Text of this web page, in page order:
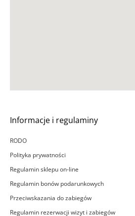
Informacje i regulaminy
RODO
Polityka prywatności
Regulamin sklepu on-line
Regulamin bonów podarunkowych
Przeciwskazania do zabiegów
Regulamin rezerwacji wizyt i zabiegów